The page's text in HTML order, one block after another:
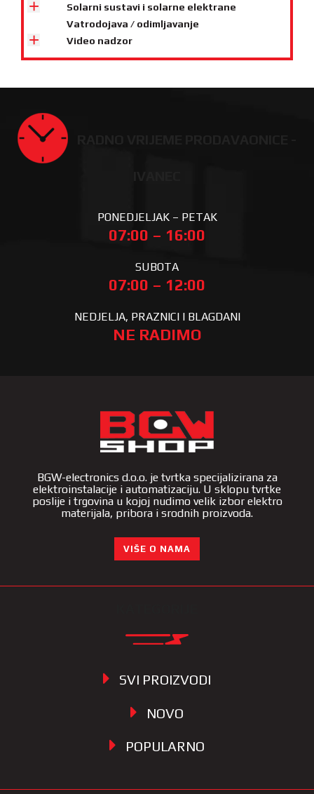
Solarni sustavi i solarne elektrane
Vatrodojava / odimljavanje
Video nadzor
PONEDJELJAK – PETAK
07:00 – 16:00
SUBOTA
07:00 – 12:00
NEDJELJA, PRAZNICI I BLAGDANI
NE RADIMO
BGW-electronics d.o.o. je tvrtka specijalizirana za
elektroinstalacije i automatizaciju. U sklopu tvrtke
poslije i trgovina u kojoj nudimo velik izbor elektro
materijala, pribora i srodnih proizvoda.
VIŠE O NAMA
SVI PROIZVODI
NOVO
POPULARNO